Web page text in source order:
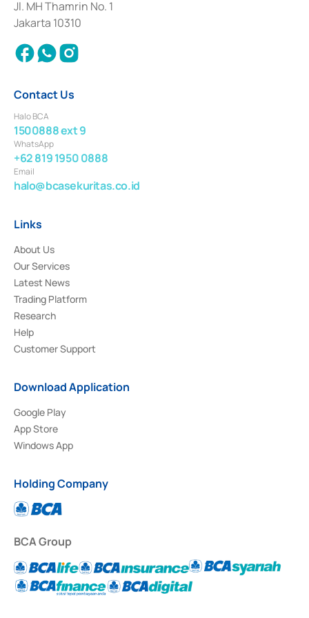
Institution for the Issuance, Transaction, and Administration and
Settlement of Commercial Paper Transactions whose license was issued in
2018.
Jl. MH Thamrin No. 1
Jakarta 10310
Contact Us
Halo BCA
1500888 ext 9
WhatsApp
+62 819 1950 0888
Email
halo@bcasekuritas.co.id
Links
About Us
Our Services
Latest News
Trading Platform
Research
Help
Customer Support
Download Application
Google Play
App Store
Windows App
Holding Company
BCA Group